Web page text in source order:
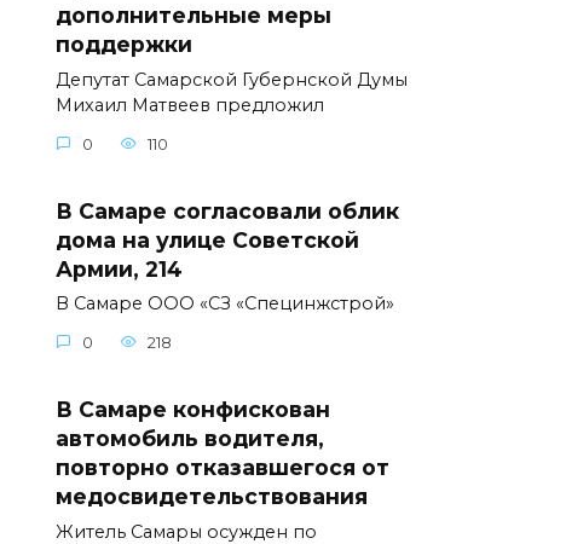
дополнительные меры
поддержки
Депутат Самарской Губернской Думы
Михаил Матвеев предложил
0 110
В Самаре согласовали облик
дома на улице Советской
Армии, 214
В Самаре ООО «СЗ «Специнжстрой»
0 218
В Самаре конфискован
автомобиль водителя,
повторно отказавшегося от
медосвидетельствования
Житель Самары осужден по